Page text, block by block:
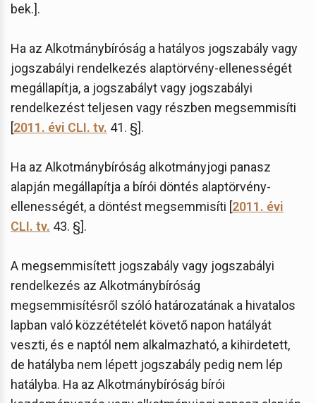
bek.].
Ha az Alkotmánybíróság a hatályos jogszabály vagy
jogszabályi rendelkezés alaptörvény-ellenességét
megállapítja, a jogszabályt vagy jogszabályi
rendelkezést teljesen vagy részben megsemmisíti
[2011. évi CLI. tv. 41. §].
Ha az Alkotmánybíróság alkotmányjogi panasz
alapján megállapítja a bírói döntés alaptörvény-
ellenességét, a döntést megsemmisíti [2011. évi
CLI. tv. 43. §].
A megsemmisített jogszabály vagy jogszabályi
rendelkezés az Alkotmánybíróság
megsemmisítésről szóló határozatának a hivatalos
lapban való közzétételét követő napon hatályát
veszti, és e naptól nem alkalmazható, a kihirdetett,
de hatályba nem lépett jogszabály pedig nem lép
hatályba. Ha az Alkotmánybíróság bírói